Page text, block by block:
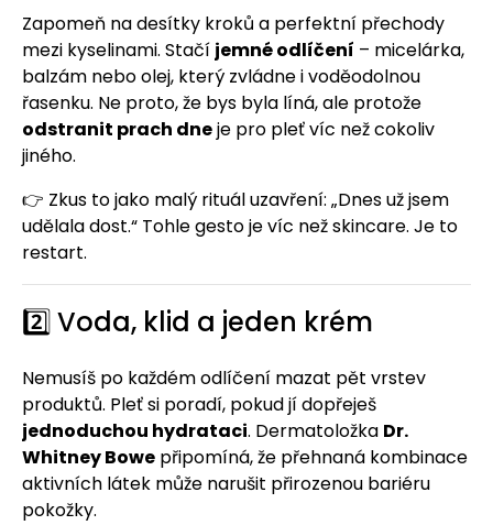
Zapomeň na desítky kroků a perfektní přechody
mezi kyselinami. Stačí jemné odlíčení – micelárka,
balzám nebo olej, který zvládne i voděodolnou
řasenku. Ne proto, že bys byla líná, ale protože
odstranit prach dneje pro pleť víc než cokoliv
jiného.
👉 Zkus to jako malý rituál uzavření: „Dnes už jsem
udělala dost.“ Tohle gesto je víc než skincare. Je to
restart.
2️⃣ Voda, klid a jeden krém
Nemusíš po každém odlíčení mazat pět vrstev
produktů. Pleť si poradí, pokud jí dopřeješ
jednoduchou hydrataci. Dermatoložka Dr.
Whitney Bowe připomíná, že přehnaná kombinace
aktivních látek může narušit přirozenou bariéru
pokožky.